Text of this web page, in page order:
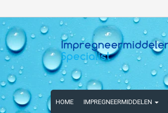
HOME IMPREGNEERMIDDELEN